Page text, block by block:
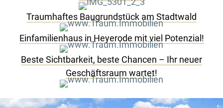
Traumhaftes Baugrundstück am Stadtwald
Einfamilienhaus in Heyerode mit viel Potenzial!
Beste Sichtbarkeit, beste Chancen – Ihr neuer
Geschäftsraum wartet!